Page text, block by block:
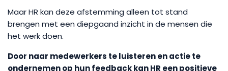
Maar HR kan deze afstemming alleen tot stand
brengen met een diepgaand inzicht in de mensen die
het werk doen.
Door naar medewerkers te luisteren en actie te
ondernemen op hun feedback kan HR een positieve